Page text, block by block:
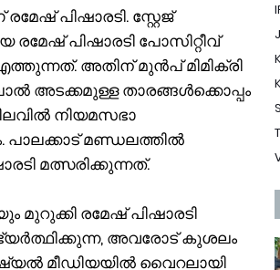
പിഷാരടി. സ്റ്റേജ്
പിഷാരടി പോസിറ്റീവ്
അതിന് മുൻപ് മിമിക്രി
അടക്കമുള്ള താരങ്ങൾക്കൊപ്പം
നിയമസഭാ
പാലക്കാട് മണ്ഡലത്തിൽ
മത്സരിക്കുന്നത്.
രമേഷ് പിഷാരടി
അവരോട് കുശലം
മീഡിയയിൽ വൈറലായി